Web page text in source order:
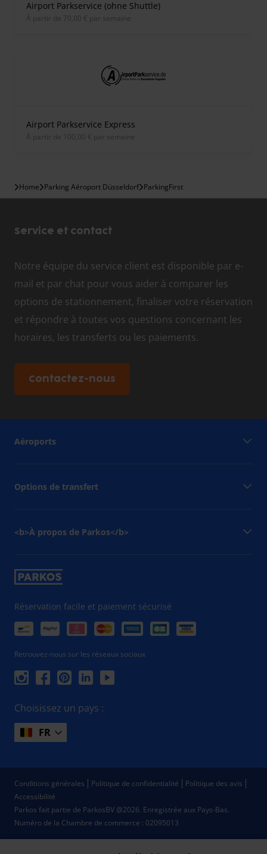
Airport Parkservice (ohne Shuttle)
À partir de 70,00 € par semaine
Airport Parkservice Express
À partir de 100,00 € par semaine
Home Parking Aéroport Düsseldorf ParkingFirst
Service et contact
Notre équipe du service client est disponible par e-
mail et par chat pour vous aider à comparer les
options de stationnement, finaliser votre réservation
et répondre à toutes vos questions concernant les
horaires, les transferts ou les paiements.
Contactez-nous
Réservation facile et paiement sécurisé
Retrouvez-nous sur les réseaux sociaux
Choisissez un pays :
FR
Aéroports
Options de transfert
<b>À propos de Parkos</b>
Parkos fait partie de ParkosBV @2026. Enregistrée aux Pays-Bas.
Numéro de la Chambre de commerce : 02095013
Conditions générales Politique de confidentialité
Politique des avis
Accessibilité